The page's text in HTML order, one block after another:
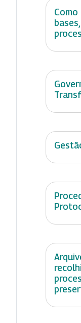
Como